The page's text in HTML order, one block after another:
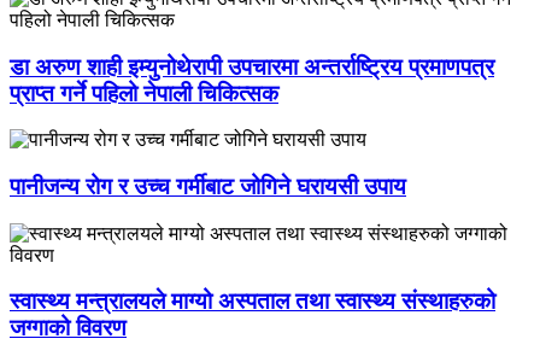
डा अरुण शाही इम्युनोथेरापी उपचारमा अन्तर्राष्ट्रिय प्रमाणपत्र
प्राप्त गर्ने पहिलो नेपाली चिकित्सक
पानीजन्य रोग र उच्च गर्मीबाट जोगिने घरायसी उपाय
स्वास्थ्य मन्त्रालयले माग्यो अस्पताल तथा स्वास्थ्य संस्थाहरुको
जग्गाको विवरण